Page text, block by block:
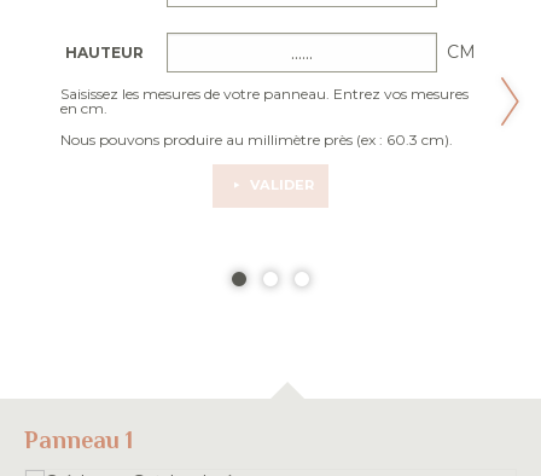
HAUTEUR CM
Saisissez les mesures de votre panneau. Entrez vos mesures
en cm.
Nous pouvons produire au millimètre près (ex : 60.3 cm).
VALIDER
Panneau 1